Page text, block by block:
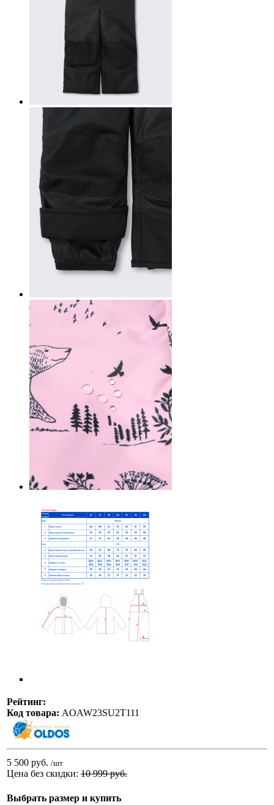
Рейтинг:
Код товара: AOAW23SU2T111
5 500 руб. /шт
Цена без скидки: 10 999 руб.
Выбрать размер и купить